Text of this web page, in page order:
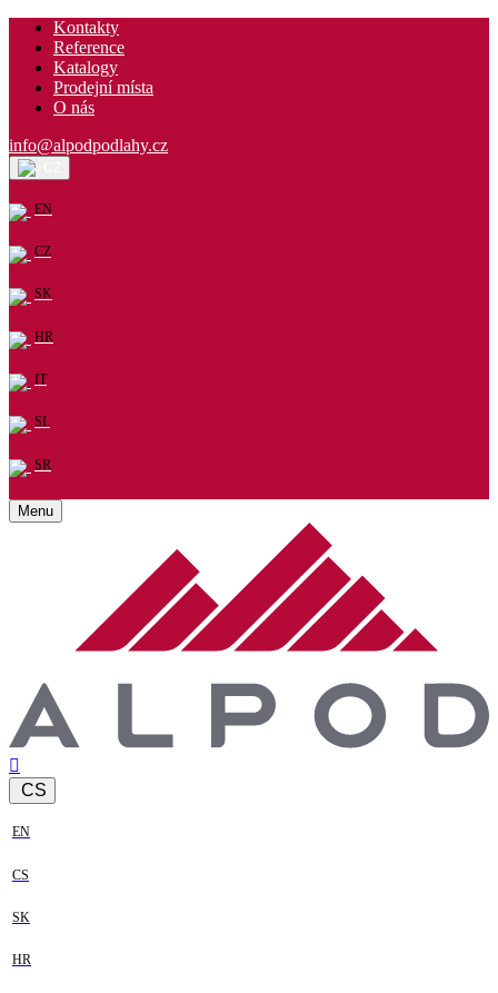
Kontakty
Reference
Katalogy
Prodejní místa
O nás
info@alpodpodlahy.cz
EN
CZ
SK
HR
IT
SL
SR
Menu
CS
EN
CS
SK
HR